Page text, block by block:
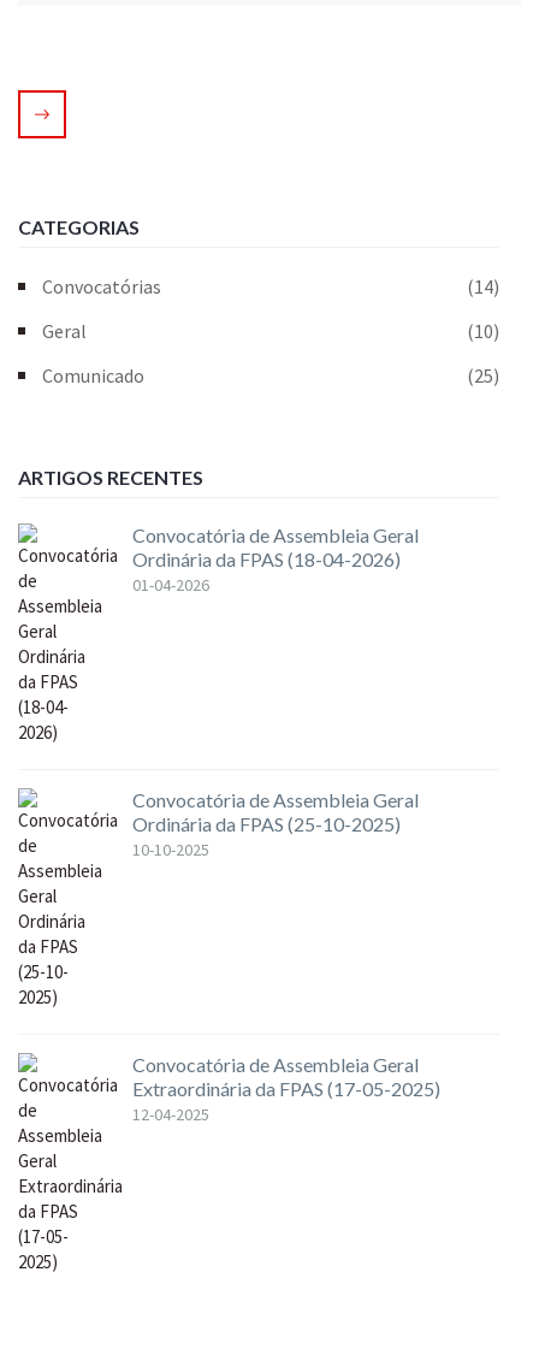
CATEGORIAS
Convocatórias
(14)
Geral
(10)
Comunicado
(25)
ARTIGOS RECENTES
Convocatória de Assembleia Geral
Ordinária da FPAS (18-04-2026)
01-04-2026
Convocatória de Assembleia Geral
Ordinária da FPAS (25-10-2025)
10-10-2025
Convocatória de Assembleia Geral
Extraordinária da FPAS (17-05-2025)
12-04-2025